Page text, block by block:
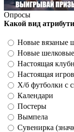
Опросы
Какой вид
Новые вязаные
Новые
Настоящая
Настоящая
Х/б футболки с
Календари
Постеры
Вымпела
Сувенирка